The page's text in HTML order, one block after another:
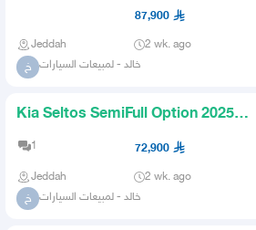
87,900
Jeddah 2 wk. ago
خ خالد - لمبيعات السيارات
Kia Seltos SemiFull Option 2025
Special Prices for Cash and
1 72,900
Jeddah 2 wk. ago
خ خالد - لمبيعات السيارات